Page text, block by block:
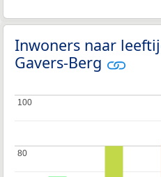
Inwoners naar
Gavers-Berg
80
80
100
100